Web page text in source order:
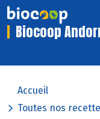
Biocoop
Accueil
Toutes nos